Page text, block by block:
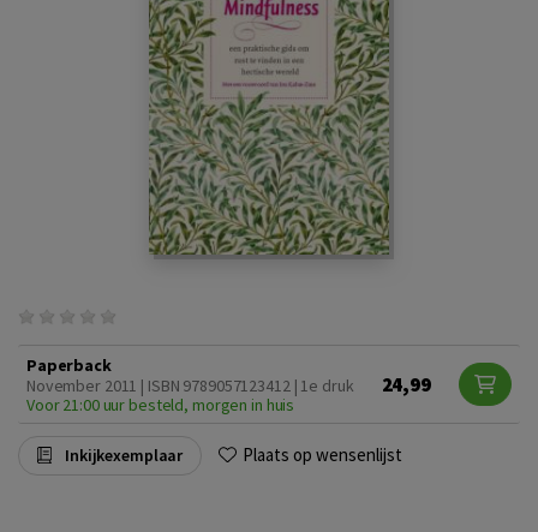
Paperback
November 2011 | ISBN 9789057123412 | 1e druk
Voor 21:00 uur besteld, morgen in huis
24,99
Inkijkexemplaar Plaats op wensenlijst